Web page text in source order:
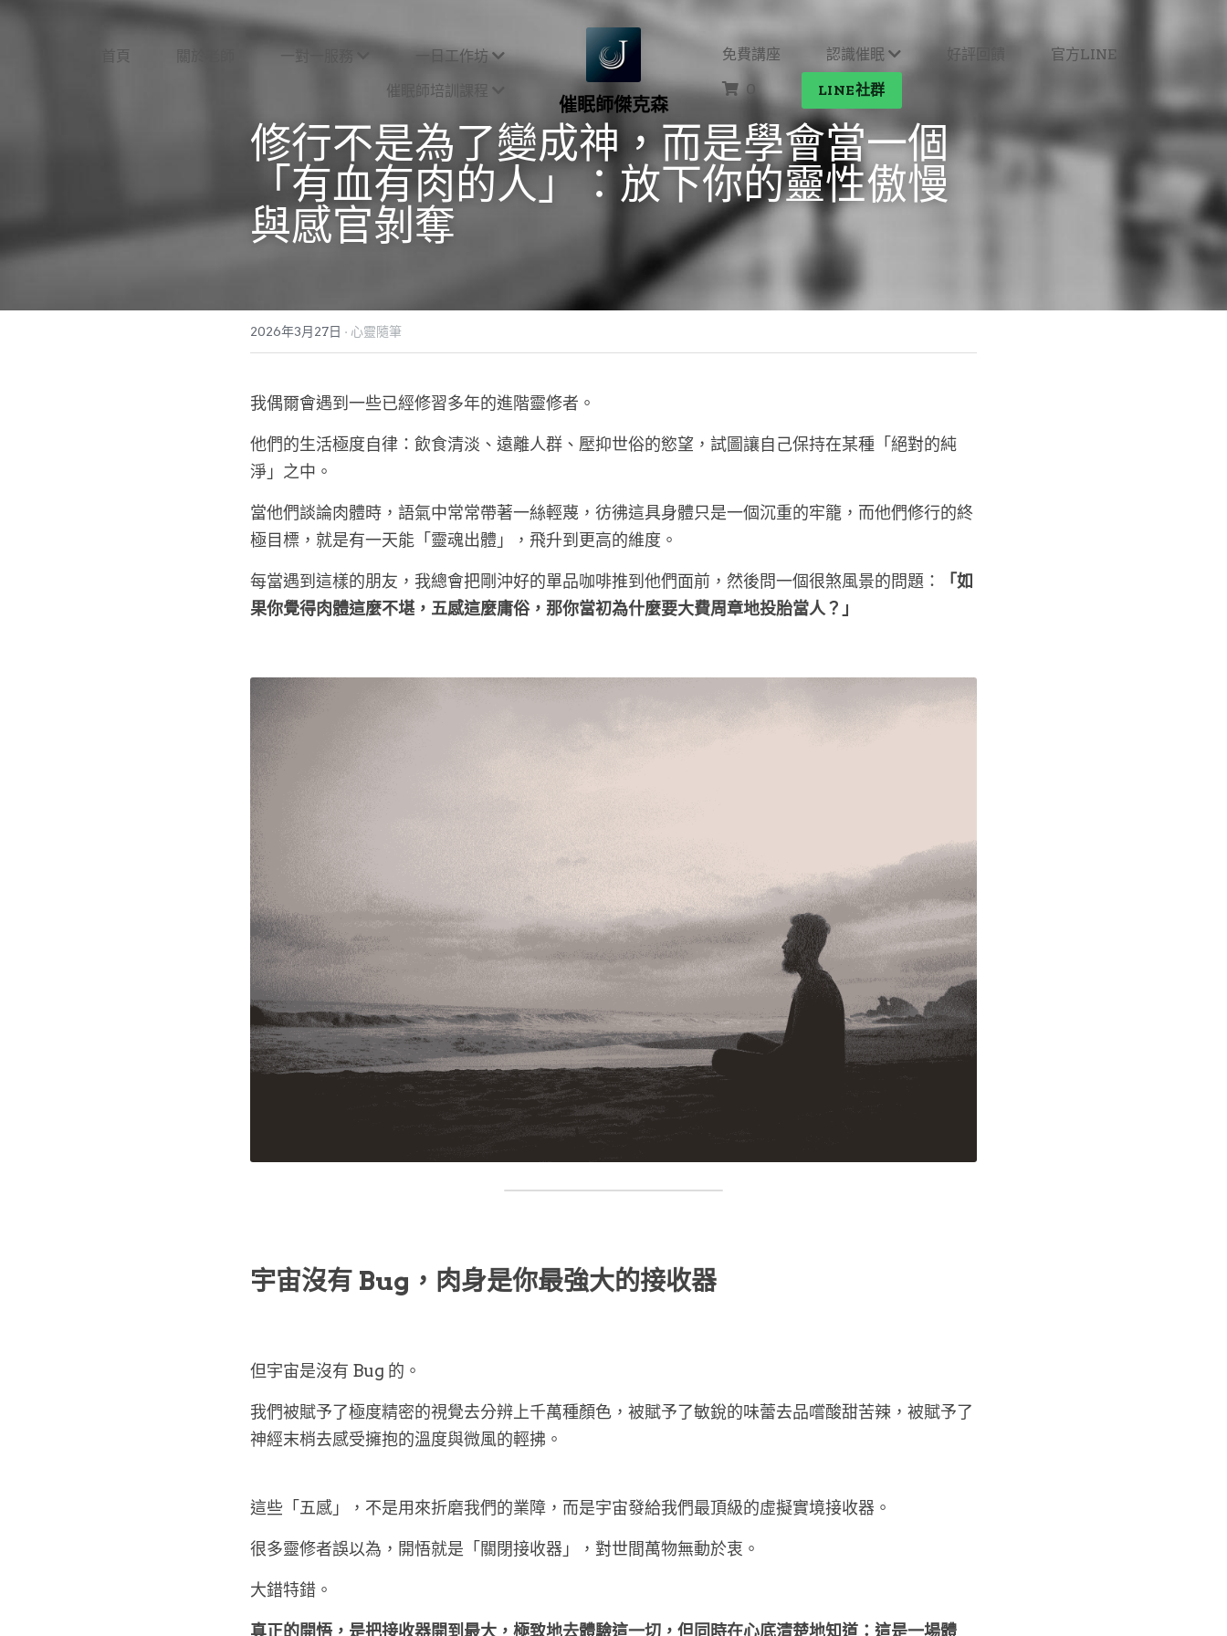
首頁 一對一服務
一日工作坊
催眠師培訓課程
催眠師傑克森
免費講座 認識催眠 好評回饋 官方LINE
0 LINE社群
修行不是為了變成神，而是學會當一個
「有血有肉的人」：放下你的靈性傲慢
與感官剝奪
2026年3月27日 · 心靈隨筆
我偶爾會遇到一些已經修習多年的進階靈修者。
他們的生活極度自律：飲食清淡、遠離人群、壓抑世俗的慾望，試圖讓自己保持在某種「絕對的純
淨」之中。
當他們談論肉體時，語氣中常常帶著一絲輕蔑，彷彿這具身體只是一個沉重的牢籠，而他們修行的終
極目標，就是有一天能「靈魂出體」，飛升到更高的維度。
每當遇到這樣的朋友，我總會把剛沖好的單品咖啡推到他們面前，然後問一個很煞風景的問題：
「如
果你覺得肉體這麼不堪，五感這麼庸俗，那你當初為什麼要大費周章地投胎當人？」
宇宙沒有 Bug，肉身是你最強大的接收器
但宇宙是沒有 Bug 的。
我們被賦予了極度精密的視覺去分辨上千萬種顏色，被賦予了敏銳的味蕾去品嚐酸甜苦辣，被賦予了
神經末梢去感受擁抱的溫度與微風的輕拂。
這些「五感」，不是用來折磨我們的業障，而是宇宙發給我們最頂級的虛擬實境接收器。
很多靈修者誤以為，開悟就是「關閉接收器」，對世間萬物無動於衷。
大錯特錯。
真正的開悟，是把接收器開到最大，極致地去體驗這一切，但同時在心底清楚地知道：這是一場體